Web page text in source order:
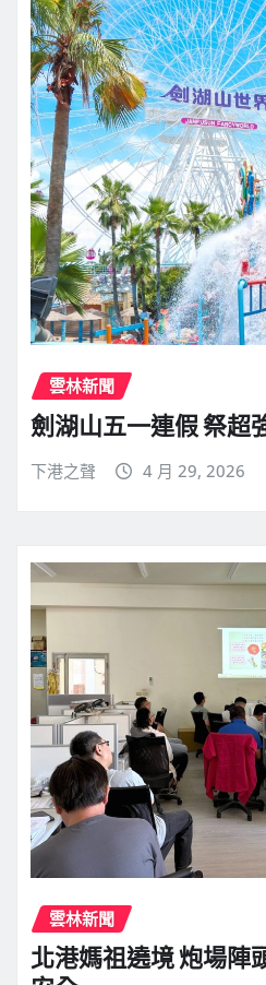
雲林新聞
劍湖山五一連假 祭超
下港之聲 4 月 29, 2026
雲林新聞
北港媽祖遶境 炮場陣